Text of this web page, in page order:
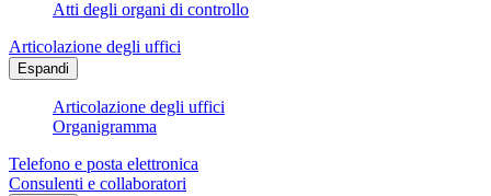
Atti degli organi di controllo
Articolazione degli uffici
Espandi
Articolazione degli uffici
Organigramma
Telefono e posta elettronica
Consulenti e collaboratori